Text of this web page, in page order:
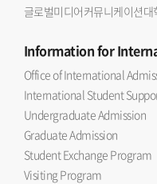
글로벌미디어커뮤니케이션대
Informationfor
Office of International
International Student
Undergraduate Admission
Graduate Admission
Student Exchange Program
Visiting Program